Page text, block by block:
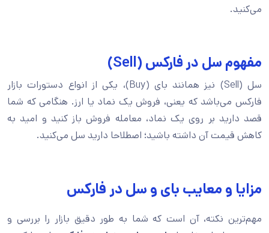
می‌کنید.
مفهوم سل در فارکس (Sell)
سل (Sell) نیز همانند بای (Buy)، یکی از انواع دستورات بازار
فارکس می‌باشد که یعنی، فروش یک نماد یا ارز. هنگامی که شما
قصد دارید بر روی یک نماد، معامله فروش باز کنید و امید به
کاهش قیمت آن داشته باشید؛ اصطلاحا دارید سل می‌کنید.
مزایا و معایب بای و سل در فارکس
مهم‌ترین نکته، آن است که شما به طور دقیق بازار را بررسی و